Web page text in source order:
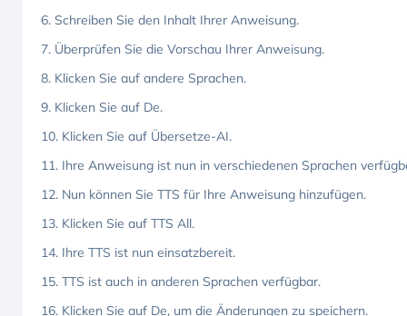
6. Schreiben Sie den Inhalt Ihrer Anweisung.
7. Überprüfen Sie die Vorschau Ihrer Anweisung.
8. Klicken Sie auf andere Sprachen.
9. Klicken Sie auf De.
10. Klicken Sie auf Übersetze-AI.
11. Ihre Anweisung ist nun in verschiedenen Sprachen
12. Nun können Sie TTS für Ihre Anweisung hinzufügen.
13. Klicken Sie auf TTS All.
14. Ihre TTS ist nun einsatzbereit.
15. TTS ist auch in anderen Sprachen verfügbar.
16. Klicken Sie auf De, um die Änderungen zu speichern.